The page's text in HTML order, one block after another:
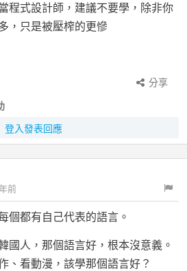
程式設計師，建議不要學，除非你
，只是被壓榨的更慘
分享
登入發表回應
前
個都有自己代表的語言。
國人，那個語言好，根本沒意義。
、看動漫，該學那個語言好？